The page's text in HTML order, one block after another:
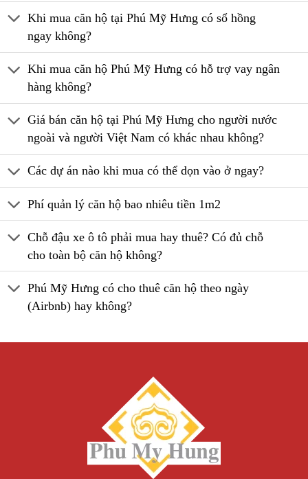
Khi mua căn hộ tại Phú Mỹ Hưng có sổ hồng
ngay không?
Khi mua căn hộ Phú Mỹ Hưng có hỗ trợ vay ngân
hàng không?
Giá bán căn hộ tại Phú Mỹ Hưng cho người nước
ngoài và người Việt Nam có khác nhau không?
Các dự án nào khi mua có thể dọn vào ở ngay?
Phí quản lý căn hộ bao nhiêu tiền 1m2
Chỗ đậu xe ô tô phải mua hay thuê? Có đủ chỗ
cho toàn bộ căn hộ không?
Phú Mỹ Hưng có cho thuê căn hộ theo ngày
(Airbnb) hay không?